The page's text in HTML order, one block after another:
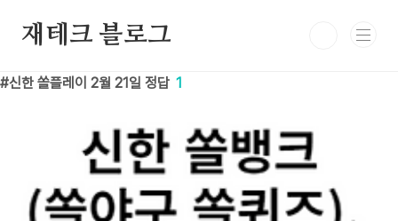
재테크 블로그
신한 쏠플레이 2월 21일 정답 1